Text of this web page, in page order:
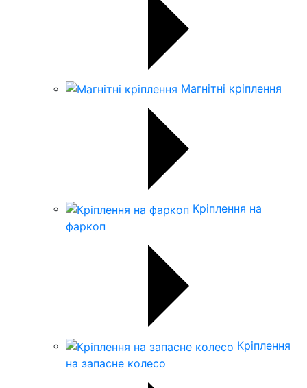
Магнітні кріплення
Кріплення на
фаркоп
Кріплення
на запасне колесо